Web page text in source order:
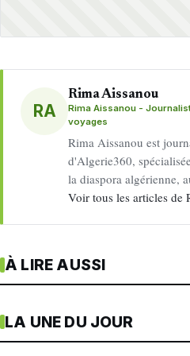
RA
Rima Aissanou
Rima Aissanou -
voyages
Rima Aissanou est
d'Algerie360,
la diaspora algérienne,
Voir tous les articles
À LIRE AUSSI
LA UNE DU JOUR